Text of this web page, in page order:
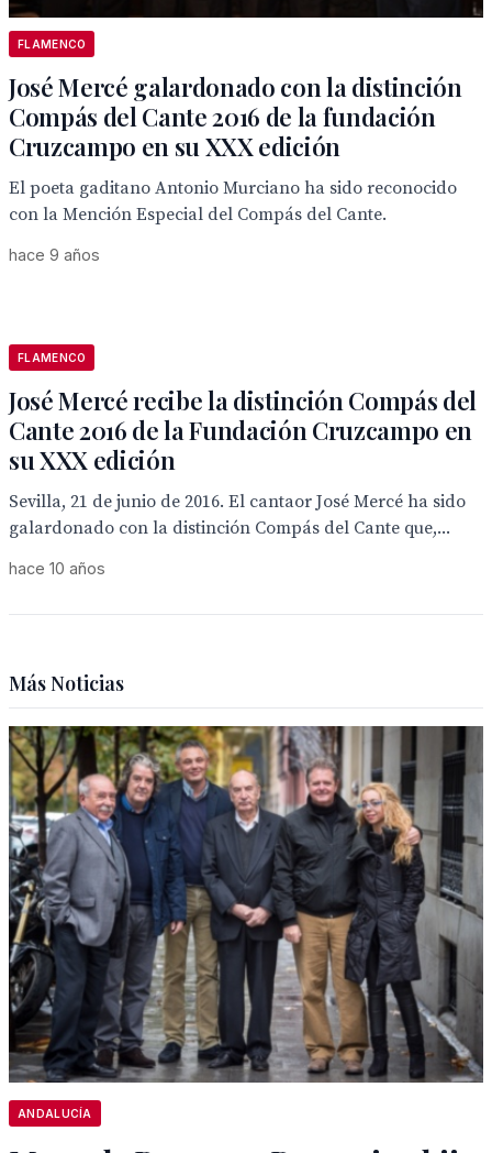
FLAMENCO
José Mercé galardonado con la distinción
Compás del Cante 2016 de la fundación
Cruzcampo en su XXX edición
El poeta gaditano Antonio Murciano ha sido reconocido
con la Mención Especial del Compás del Cante.
hace 9 años
FLAMENCO
José Mercé recibe la distinción Compás del
Cante 2016 de la Fundación Cruzcampo en
su XXX edición
Sevilla, 21 de junio de 2016. El cantaor José Mercé ha sido
galardonado con la distinción Compás del Cante que,...
hace 10 años
Más Noticias
ANDALUCÍA